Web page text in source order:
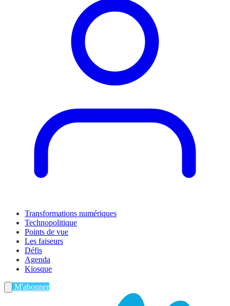
Transformations numériques
Technopolitique
Points de vue
Les faiseurs
Défis
Agenda
Kiosque
M'abonner